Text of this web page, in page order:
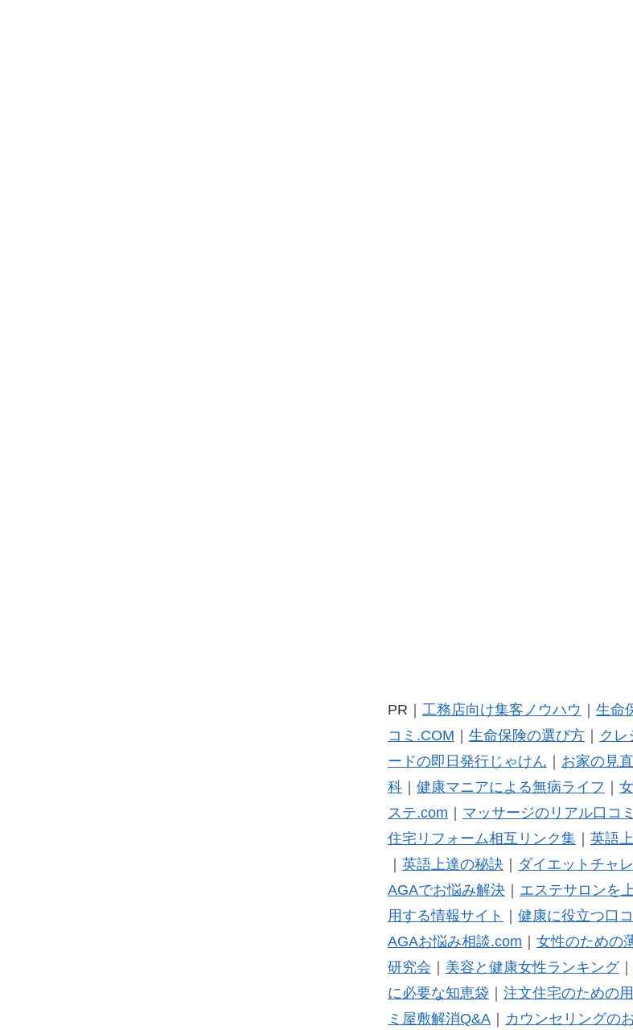
PR｜ 工務店向け集客ノウハウ
生命
コミ.COM
生命保険の選び方｜
クレ
ードの即日発行じゃけん
お家の見
科｜ 健康マニアによる無病ライフ
ステ.com
マッサージのリアル口コ
住宅リフォーム相互リンク集｜ 英語
英語上達の秘訣 ダイエットチャ
AGAでお悩み解決｜ エステサロンを
用する情報サイト
健康に役立つ口
AGAお悩み相談.com
女性のための
研究会
美容と健康女性ランキング｜
に必要な知恵袋
注文住宅のための
ミ屋敷解消Q&A｜ カウンセリングの